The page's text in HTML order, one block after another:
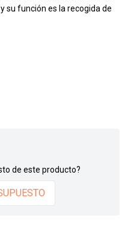
su función es la recogida de
de este producto?